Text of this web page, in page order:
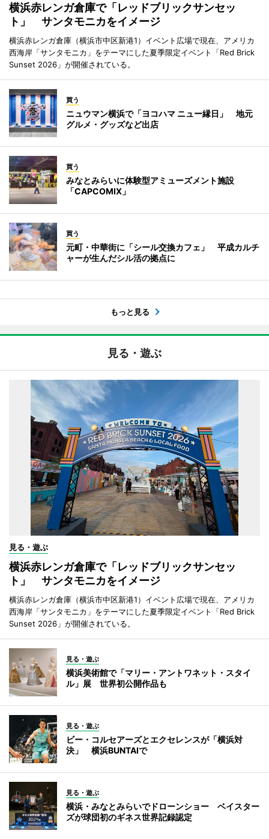
横浜赤レンガ倉庫で「レッドブリックサンセッ
ト」 サンタモニカをイメージ
横浜赤レンガ倉庫（横浜市中区新港1）イベント広場で現在、アメリカ
西海岸「サンタモニカ」をテーマにした夏季限定イベント「Red Brick
Sunset 2026」が開催されている。
買う
ニュウマン横浜で「ヨコハマ ニュー縁日」 地元
グルメ・グッズなど出店
買う
みなとみらいに体験型アミューズメント施設
「CAPCOMIX」
買う
元町・中華街に「シール交換カフェ」 平成カルチ
ャーが生んだシル活の拠点に
もっと見る
見る・遊ぶ
見る・遊ぶ
横浜赤レンガ倉庫で「レッドブリックサンセッ
ト」 サンタモニカをイメージ
横浜赤レンガ倉庫（横浜市中区新港1）イベント広場で現在、アメリカ
西海岸「サンタモニカ」をテーマにした夏季限定イベント「Red Brick
Sunset 2026」が開催されている。
見る・遊ぶ
横浜美術館で「マリー・アントワネット・スタイ
ル」展 世界初公開作品も
見る・遊ぶ
ビー・コルセアーズとエクセレンスが「横浜対
決」 横浜BUNTAIで
見る・遊ぶ
横浜・みなとみらいでドローンショー ベイスター
ズが球団初のギネス世界記録認定